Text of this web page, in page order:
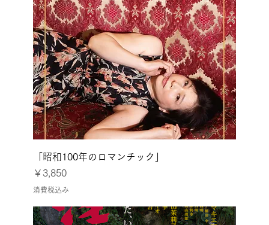
「昭和100年のロマンチック」
価格
￥3,850
消費税込み